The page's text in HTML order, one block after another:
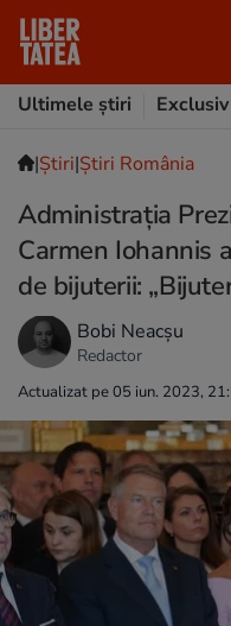
Ultimele știri
Exclusiv
|Ştiri|Știri România
Administraţia
Carmen Iohannis
de bijuterii:
Bobi Neacșu
Redactor
Actualizat pe 05 iun. 2023,